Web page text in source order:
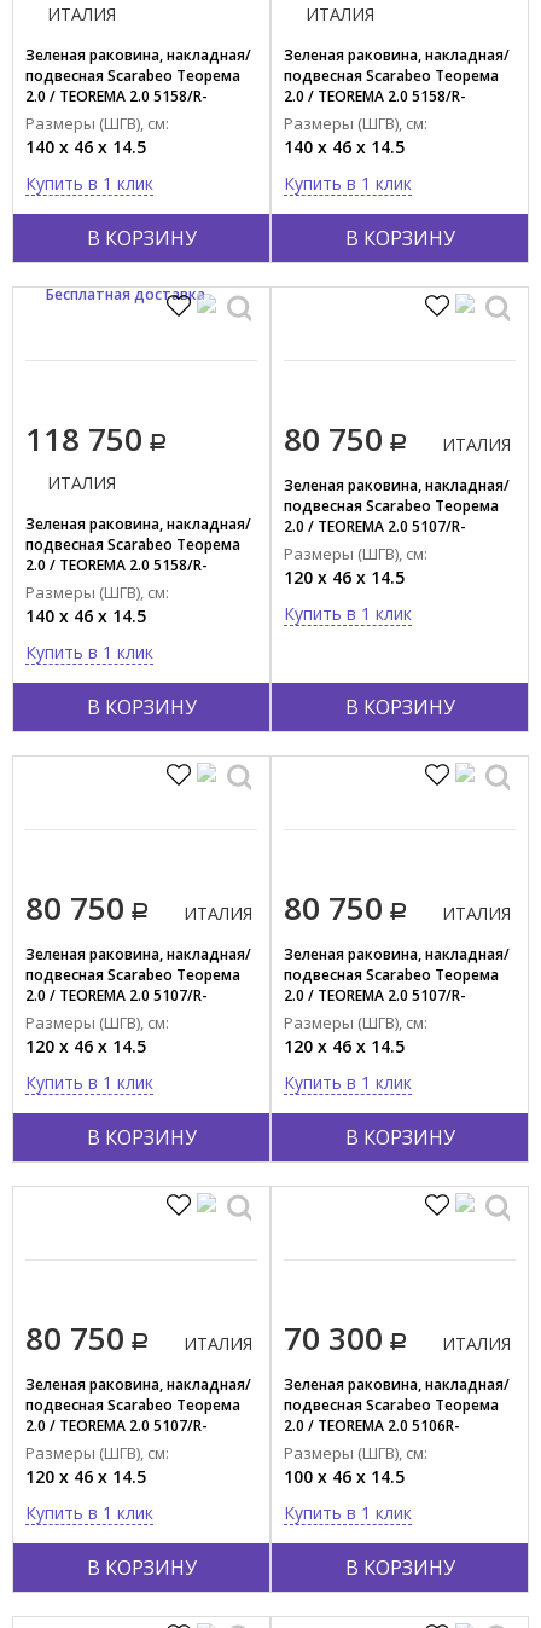
В КОРЗИНУ
ИТАЛИЯ
Зеленая раковина, накладная/
подвесная Scarabeo Теорема
2.0 / TEOREMA 2.0 5158/R-
140B/55
Размеры (ШГВ), см:
140 x 46 x 14.5
Купить в 1 клик
В КОРЗИНУ
ИТАЛИЯ
Зеленая раковина, накладная/
подвесная Scarabeo Теорема
2.0 / TEOREMA 2.0 5158/R-
140A/63
Размеры (ШГВ), см:
140 x 46 x 14.5
Купить в 1 клик
118 750
В КОРЗИНУ
ИТАЛИЯ
Зеленая раковина, накладная/
подвесная Scarabeo Теорема
2.0 / TEOREMA 2.0 5158/R-
140A/55
Размеры (ШГВ), см:
140 x 46 x 14.5
Купить в 1 клик
Бесплатная доставка
80 750
В КОРЗИНУ
ИТАЛИЯ
Зеленая раковина, накладная/
подвесная Scarabeo Теорема
2.0 / TEOREMA 2.0 5107/R-
120B/63
Размеры (ШГВ), см:
120 x 46 x 14.5
Купить в 1 клик
80 750
В КОРЗИНУ
ИТАЛИЯ
Зеленая раковина, накладная/
подвесная Scarabeo Теорема
2.0 / TEOREMA 2.0 5107/R-
120B/55
Размеры (ШГВ), см:
120 x 46 x 14.5
Купить в 1 клик
80 750
В КОРЗИНУ
ИТАЛИЯ
Зеленая раковина, накладная/
подвесная Scarabeo Теорема
2.0 / TEOREMA 2.0 5107/R-
120A/63
Размеры (ШГВ), см:
120 x 46 x 14.5
Купить в 1 клик
80 750
В КОРЗИНУ
ИТАЛИЯ
Зеленая раковина, накладная/
подвесная Scarabeo Теорема
2.0 / TEOREMA 2.0 5107/R-
120A/55
Размеры (ШГВ), см:
120 x 46 x 14.5
Купить в 1 клик
70 300
В КОРЗИНУ
ИТАЛИЯ
Зеленая раковина, накладная/
подвесная Scarabeo Теорема
2.0 / TEOREMA 2.0 5106R-
100B/63
Размеры (ШГВ), см:
100 x 46 x 14.5
Купить в 1 клик